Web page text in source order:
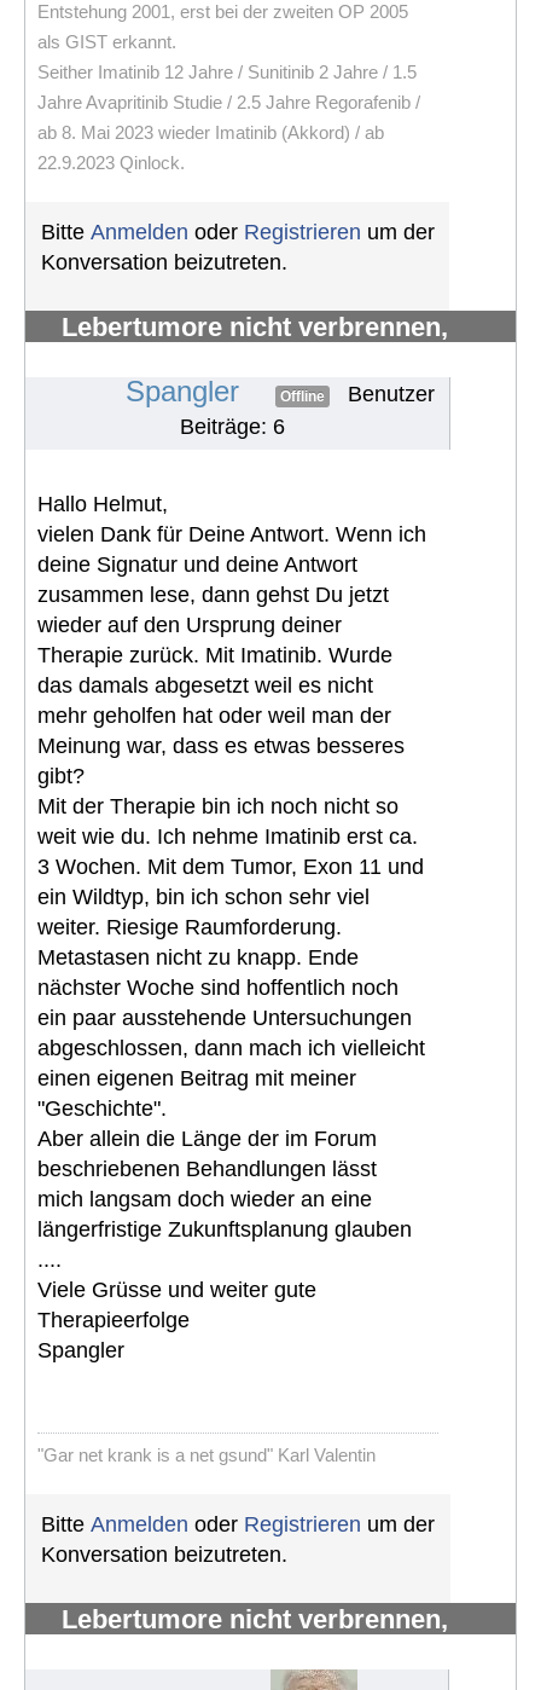
Entstehung 2001, erst bei der zweiten OP 2005
als GIST erkannt.
Seither Imatinib 12 Jahre / Sunitinib 2 Jahre / 1.5
Jahre Avapritinib Studie / 2.5 Jahre Regorafenib /
ab 8. Mai 2023 wieder Imatinib (Akkord) / ab
22.9.2023 Qinlock.
Bitte Anmelden oder Registrieren um der
Konversation beizutreten.
Lebertumore nicht verbrennen,
Spangler Offline
Benutzer
Beiträge: 6
Hallo Helmut,
vielen Dank für Deine Antwort. Wenn ich
deine Signatur und deine Antwort
zusammen lese, dann gehst Du jetzt
wieder auf den Ursprung deiner
Therapie zurück. Mit Imatinib. Wurde
das damals abgesetzt weil es nicht
mehr geholfen hat oder weil man der
Meinung war, dass es etwas besseres
gibt?
Mit der Therapie bin ich noch nicht so
weit wie du. Ich nehme Imatinib erst ca.
3 Wochen. Mit dem Tumor, Exon 11 und
ein Wildtyp, bin ich schon sehr viel
weiter. Riesige Raumforderung.
Metastasen nicht zu knapp. Ende
nächster Woche sind hoffentlich noch
ein paar ausstehende Untersuchungen
abgeschlossen, dann mach ich vielleicht
einen eigenen Beitrag mit meiner
"Geschichte".
Aber allein die Länge der im Forum
beschriebenen Behandlungen lässt
mich langsam doch wieder an eine
längerfristige Zukunftsplanung glauben
....
Viele Grüsse und weiter gute
Therapieerfolge
Spangler
"Gar net krank is a net gsund" Karl Valentin
Bitte Anmelden oder Registrieren um der
Konversation beizutreten.
Lebertumore nicht verbrennen,